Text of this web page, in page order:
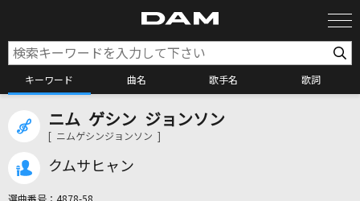
キーワード 曲名 歌手名 歌詞
カラオケ検索
ニム ゲシン ジョンソン
[ ニムゲシンジョンソン ]
クムサヒャン